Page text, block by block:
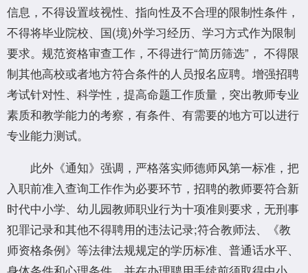
信息，不得设置歧视性、指向性及不合理的限制性条件，
不得将毕业院校、国(境)外学习经历、学习方式作为限制
要求。规范资格审查工作，不得进行“简历筛选”， 不得限
制其他高校或者地方符合条件的人员报名应聘。增强招聘
考试针对性、科学性，提高命题工作质量，突出教师专业
素质和教学能力的考察，有条件、有需要的地方可以进行
专业能力测试。
此外《通知》强调，严格落实师德师风第一标准，把
入职前准入查询工作作为必要环节，招聘的教师要符合新
时代中小学、幼儿园教师职业行为十项准则要求，无刑事
犯罪记录和其他不得聘用的违法记录;符合教师法、《教
师资格条例》等法律法规规定的学历标准、普通话水平、